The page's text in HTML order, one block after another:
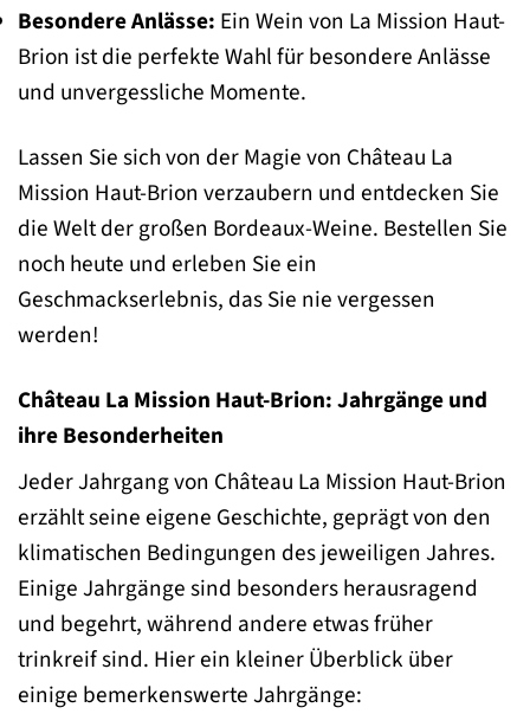
Besondere Anlässe: Ein Wein von La Mission Haut-
Brion ist die perfekte Wahl für besondere Anlässe
und unvergessliche Momente.
Lassen Sie sich von der Magie von Château La
Mission Haut-Brion verzaubern und entdecken Sie
die Welt der großen Bordeaux-Weine. Bestellen Sie
noch heute und erleben Sie ein
Geschmackserlebnis, das Sie nie vergessen
werden!
Château La Mission Haut-Brion: Jahrgänge und
ihre Besonderheiten
Jeder Jahrgang von Château La Mission Haut-Brion
erzählt seine eigene Geschichte, geprägt von den
klimatischen Bedingungen des jeweiligen Jahres.
Einige Jahrgänge sind besonders herausragend
und begehrt, während andere etwas früher
trinkreif sind. Hier ein kleiner Überblick über
einige bemerkenswerte Jahrgänge: